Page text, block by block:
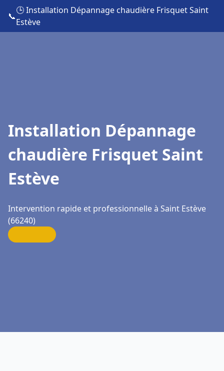
📞
🕒 Installation Dépannage chaudière Frisquet Saint
Estève
Installation Dépannage
chaudière Frisquet Saint
Estève
Intervention rapide et professionnelle à Saint Estève
(66240)